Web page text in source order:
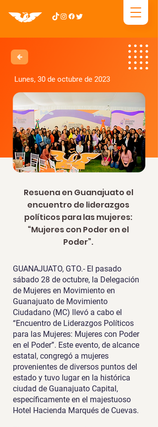
Lunes, 30 de octubre de 2023
Resuena en Guanajuato el
encuentro de liderazgos
políticos para las mujeres:
“Mujeres con Poder en el
Poder”.
GUANAJUATO, GTO.- El pasado
sábado 28 de octubre, la Delegación
de Mujeres en Movimiento en
Guanajuato de Movimiento
Ciudadano (MC) llevó a cabo el
“Encuentro de Liderazgos Políticos
para las Mujeres: Mujeres con Poder
en el Poder”. Este evento, de alcance
estatal, congregó a mujeres
provenientes de diversos puntos del
estado y tuvo lugar en la histórica
ciudad de Guanajuato Capital,
específicamente en el majestuoso
Hotel Hacienda Marqués de Cuevas.